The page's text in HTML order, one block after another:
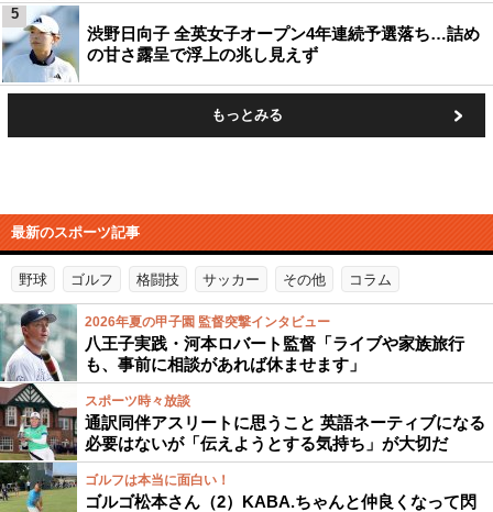
渋野日向子 全英女子オープン4年連続予選落ち…詰め
の甘さ露呈で浮上の兆し見えず
5
もっとみる
最新のスポーツ記事
野球 ゴルフ 格闘技 サッカー その他 コラム
2026年夏の甲子園 監督突撃インタビュー
八王子実践・河本ロバート監督「ライブや家族旅行
も、事前に相談があれば休ませます」
スポーツ時々放談
通訳同伴アスリートに思うこと 英語ネーティブになる
必要はないが「伝えようとする気持ち」が大切だ
ゴルフは本当に面白い！
ゴルゴ松本さん（2）KABA.ちゃんと仲良くなって閃